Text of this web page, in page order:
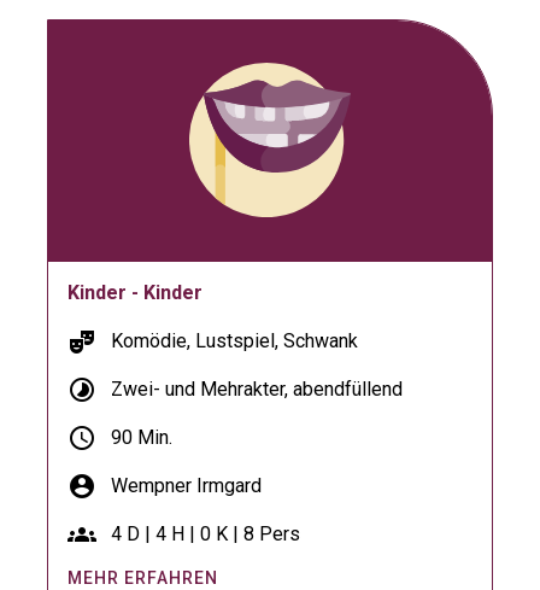
Kinder - Kinder
theater_comedy Komödie, Lustspiel, Schwank
timelapse Zwei- und Mehrakter, abendfüllend
schedule 90 Min.
account_circle Wempner Irmgard
groups 4 D | 4 H | 0 K | 8 Pers
MEHR ERFAHREN